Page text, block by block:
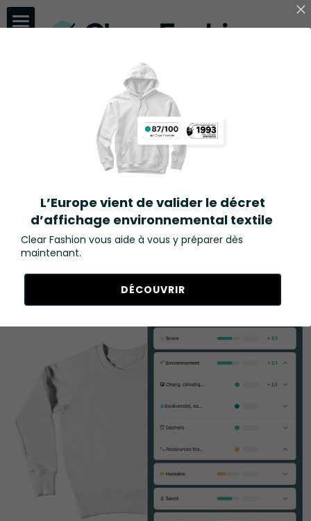
Consommateurs
Ressources
Affichage environnemental
Attentes consommateurs
Aides financières
Espace presse
Pilotez votre
performance sociale
environnementale,
et valorisez-la dès
aujourd’hui
L’Europe vient de valider le décret
d’affichage environnemental textile
Clear Fashion vous aide à vous y préparer dès
maintenant.
DÉCOUVRIR